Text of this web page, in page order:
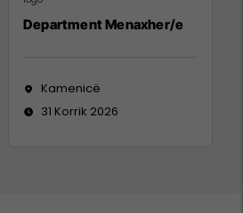
Department Menaxher/e
Kamenicë
31 Korrik 2026